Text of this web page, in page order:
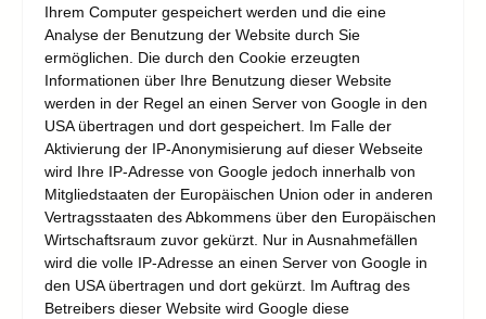
Ihrem Computer gespeichert werden und die eine
Analyse der Benutzung der Website durch Sie
ermöglichen. Die durch den Cookie erzeugten
Informationen über Ihre Benutzung dieser Website
werden in der Regel an einen Server von Google in den
USA übertragen und dort gespeichert. Im Falle der
Aktivierung der IP-Anonymisierung auf dieser Webseite
wird Ihre IP-Adresse von Google jedoch innerhalb von
Mitgliedstaaten der Europäischen Union oder in anderen
Vertragsstaaten des Abkommens über den Europäischen
Wirtschaftsraum zuvor gekürzt. Nur in Ausnahmefällen
wird die volle IP-Adresse an einen Server von Google in
den USA übertragen und dort gekürzt. Im Auftrag des
Betreibers dieser Website wird Google diese